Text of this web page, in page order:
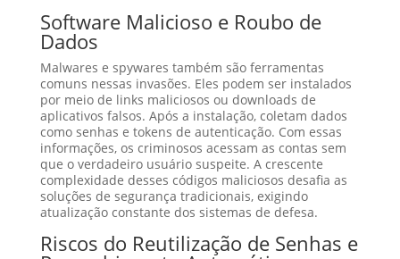
Software Malicioso e Roubo de
Dados
Malwares e spywares também são ferramentas
comuns nessas invasões. Eles podem ser instalados
por meio de links maliciosos ou downloads de
aplicativos falsos. Após a instalação, coletam dados
como senhas e tokens de autenticação. Com essas
informações, os criminosos acessam as contas sem
que o verdadeiro usuário suspeite. A crescente
complexidade desses códigos maliciosos desafia as
soluções de segurança tradicionais, exigindo
atualização constante dos sistemas de defesa.
Riscos do Reutilização de Senhas e